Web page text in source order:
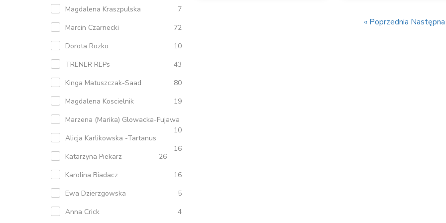
Magdalena Kraszpulska
7
Marcin Czarnecki
72
Dorota Rozko
10
TRENER REPs
43
Kinga Matuszczak-Saad
80
Magdalena Koscielnik
19
Marzena (Marika) Glowacka-Fujawa
10
Alicja Karlikowska -Tartanus
16
Katarzyna Piekarz
26
Karolina Biadacz
16
Ewa Dzierzgowska
5
Anna Crick
4
« Poprzednia